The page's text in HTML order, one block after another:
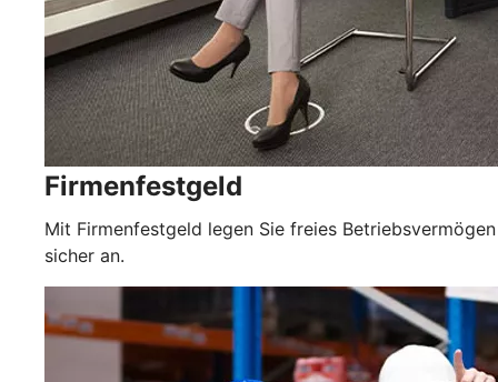
Firmenfestgeld
Mit Firmenfestgeld legen Sie freies Betriebsvermögen
sicher an.